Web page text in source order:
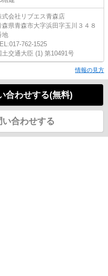
式会社リブエス青森店
森県青森市大字浜田字玉川３４８
地
762-1525
土交通大臣 (1) 第10491号
情報の見方
合わせする(無料)
い合わせする